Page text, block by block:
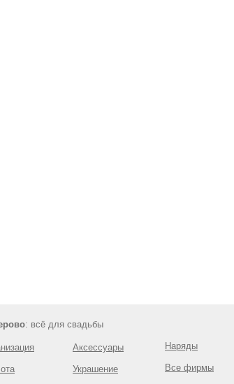
: всё для свадьбы
Аксессуары
Украшение
Наряды
Все фирмы